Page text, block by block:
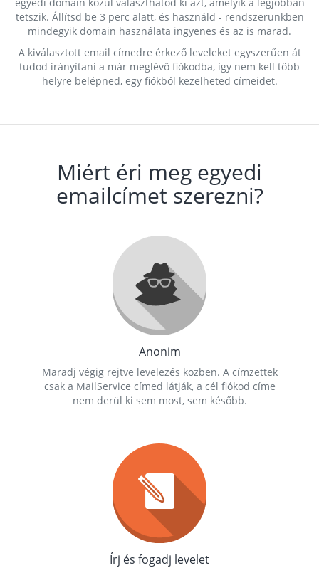
tetszik. Állítsd be 3 perc alatt, és használd - rendszerünkben
mindegyik domain használata ingyenes és az is marad.
A kiválasztott email címedre érkező leveleket egyszerűen át
tudod irányítani a már meglévő fiókodba, így nem kell több
helyre belépned, egy fiókból kezelheted címeidet.
Miért éri meg egyedi
emailcímet szerezni?
Anonim
Maradj végig rejtve levelezés közben. A címzettek
csak a MailService címed látják, a cél fiókod címe
nem derül ki sem most, sem később.
Írj és fogadj levelet